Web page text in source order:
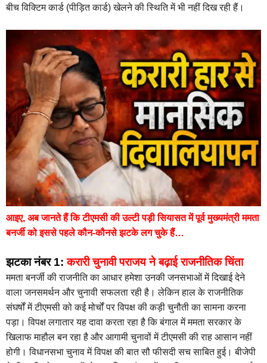
बीच विक्टिम कार्ड (पीड़ित कार्ड) खेलने की स्थिति में भी नहीं दिख रही हैं।
आइए, अब जानते हैं कि टीएमसी की उल्टी पड़ी सियासत में पूर्व मुख्यमंत्री ममता
बनर्जी को इससे पहले कौन-कौनसे झटके लग चुके हैं…
झटका नंबर 1: करारी चुनावी पराजय ने बढ़ाई राजनीतिक चिंता
ममता बनर्जी की राजनीति का आधार हमेशा उनकी जनसभाओं में दिखाई देने
वाला जनसमर्थन और चुनावी सफलता रही है। लेकिन हाल के राजनीतिक
संघर्षों में टीएमसी को कई मोर्चों पर विपक्ष की कड़ी चुनौती का सामना करना
पड़ा। विपक्ष लगातार यह दावा करता रहा है कि बंगाल में ममता सरकार के
खिलाफ माहौल बन रहा है और आगामी चुनावों में टीएमसी की राह आसान नहीं
होगी। विधानसभा चुनाव में विपक्ष की बात सौ फीसदी सच साबित हुई। बीजेपी